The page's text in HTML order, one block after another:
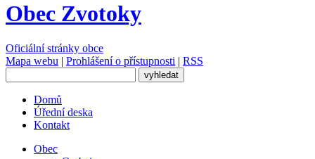
Obec Zvotoky
Oficiální stránky obce
Mapa webu | Prohlášení o přístupnosti | RSS
Domů
Úřední deska
Kontakt
Obec